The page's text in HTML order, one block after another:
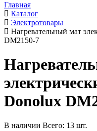
Главная
Каталог
Электротовары
Нагревательный мат
DM2150-7
Donolux
В наличии Всего: 13 шт.